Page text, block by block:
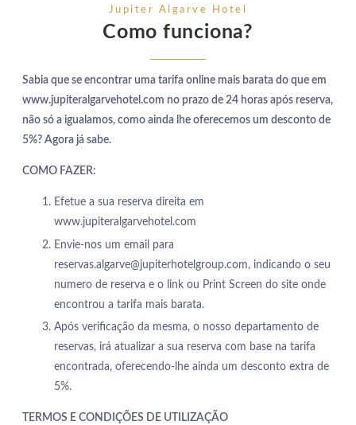
Jupiter Algarve Hotel
Como funciona?
Sabia que se encontrar uma tarifa online mais barata do que em
www.jupiteralgarvehotel.com no prazo de 24 horas após reserva,
não só a igualamos, como ainda lhe oferecemos um desconto de
5%? Agora já sabe.
COMO FAZER:
Efetue a sua reserva direita em
www.jupiteralgarvehotel.com
Envie-nos um email para
reservas.algarve@jupiterhotelgroup.com, indicando o seu
numero de reserva e o link ou Print Screen do site onde
encontrou a tarifa mais barata.
Após verificação da mesma, o nosso departamento de
reservas, irá atualizar a sua reserva com base na tarifa
encontrada, oferecendo-lhe ainda um desconto extra de
5%.
TERMOS E CONDIÇÕES DE UTILIZAÇÃO